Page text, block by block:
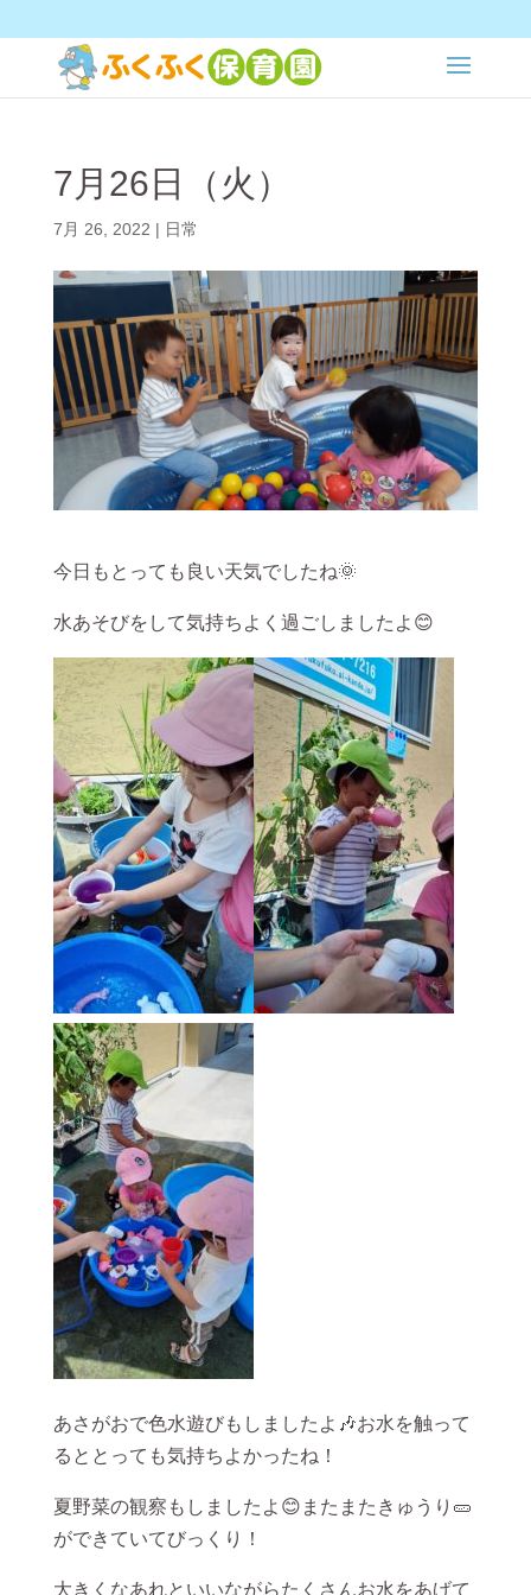
7月26日（火）
7月 26, 2022 | 日常
今日もとっても良い天気でしたね🌞
水あそびをして気持ちよく過ごしましたよ😊
あさがおで色水遊びもしましたよ🎶お水を触って
るととっても気持ちよかったね！
夏野菜の観察もしましたよ😊またまたきゅうり🥒
ができていてびっくり！
大きくなあれといいながらたくさんお水をあげて